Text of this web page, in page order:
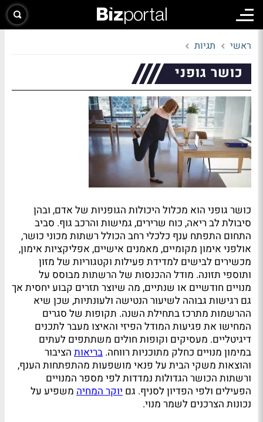
ראשי תגיות
כושר גופני
כושר גופני הוא מכלול היכולות הגופניות של אדם, ובהן
סיבולת לב ריאה, כוח שרירים, גמישות והרכב גוף. סביב
התחום התפתח ענף כלכלי רחב הכולל רשתות מכוני כושר,
אולפני אימון מקומיים, מאמנים אישיים, אפליקציות אימון,
מכשירים לבישים למדידת פעילות וקטגוריות של מזון
ותוספי תזונה. מודל ההכנסות של הרשתות מבוסס על
מנויים חודשיים או שנתיים, מה שיוצר תזרים קבוע יחסית אך
גם רגישות גבוהה לשיעור הנטישה ולעונתיות, שכן שיא
ההרשמות מתרכז בתחילת השנה. תקופות של סגרים
המחישו את פגיעות המודל הפיזי והאיצו מעבר לתכנים
דיגיטליים. מעסיקים וקופות חולים משתתפים לעתים
במימון מנויים כחלק מתוכניות רווחה. בריאות הציבור
והוצאות משקי הבית על פנאי מושפעות מהתפתחות הענף,
ורשתות הכושר הגדולות נמדדות לפי מספר המנויים
הפעילים ולפי הפדיון לסניף. גם יוקר המחיה משפיע על
נכונות הצרכנים לשמר מנוי.